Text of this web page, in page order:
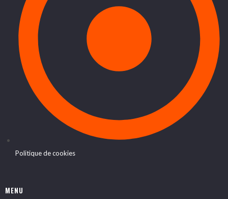
Politique de cookies
MENU